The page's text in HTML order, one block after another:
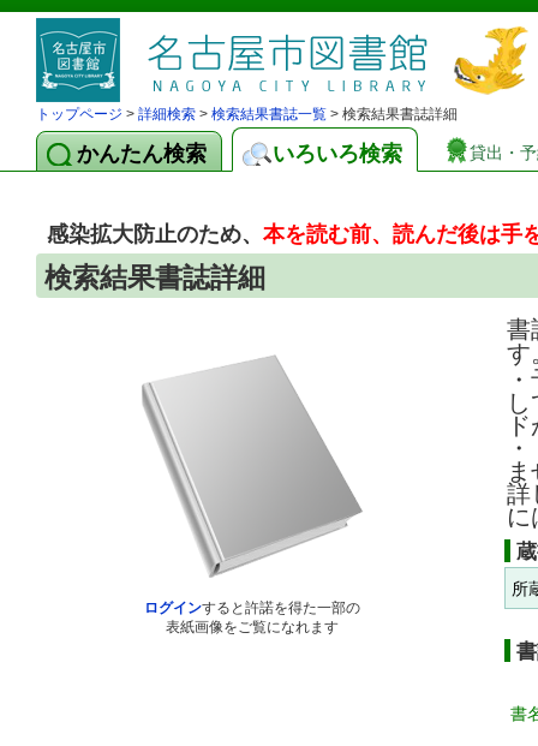
トップページ > 詳細検索 > 検索結果書誌一覧 > 検索結果書誌詳細
かんたん検索 いろいろ検索 貸出・
感染拡大防止のため、本を読む前、読んだ後は手
検索結果書誌詳細
ログインすると許諾を得た一部の
表紙画像をご覧になれます
書
す
詳
に
所
書